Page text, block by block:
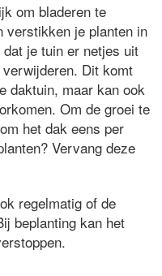
om bladeren te
verstikken je planten in
je tuin er netjes uit
Dit komt
daktuin, maar kan ook
Om de groei te
het dak eens per
Vervang deze
regelmatig of de
beplanting kan het